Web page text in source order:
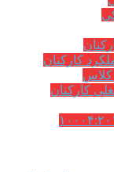
کارکنان
کلاس
کارکنان